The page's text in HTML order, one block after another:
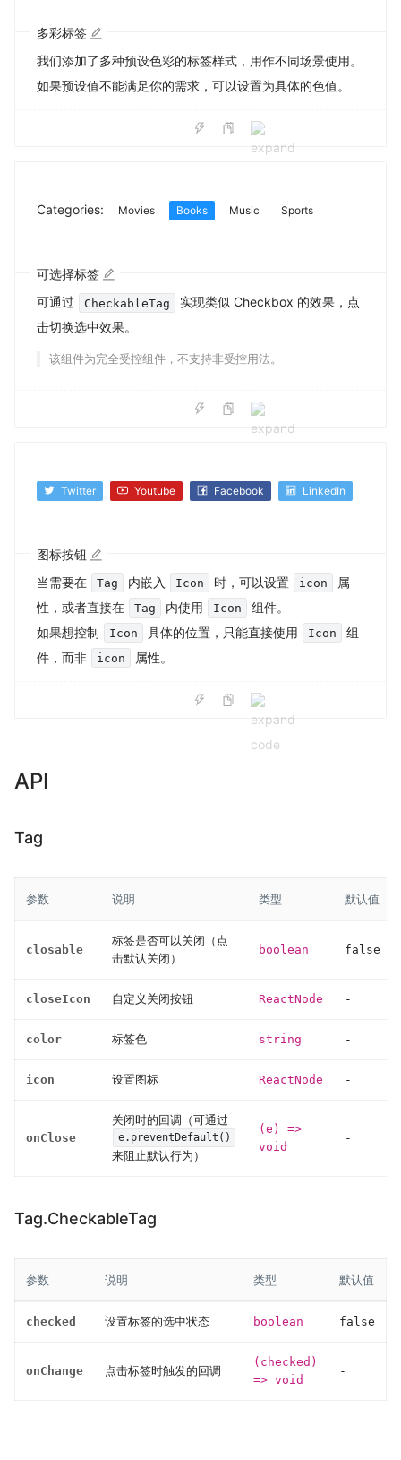
多彩标签
我们添加了多种预设色彩的标签样式，用作不同场景使用。
如果预设值不能满足你的需求，可以设置为具体的色值。
Categories: Movies Books Music Sports
可选择标签
可通过
CheckableTag
实现类似 Checkbox 的效果，点
击切换选中效果。
该组件为完全受控组件，不支持非受控用法。
Twitter Youtube Facebook LinkedIn
图标按钮
当需要在
Tag 内嵌入 Icon 时，可以设置 icon
属
性，或者直接在
Tag 内使用 Icon
组件。
如果想控制
Icon 具体的位置，只能直接使用 Icon
组
件，而非
icon 属性。
API
Tag
参数 说明 类型 默认值
closable
标签是否可以关闭（点
击默认关闭）
boolean false
closeIcon 自定义关闭按钮 ReactNode -
color 标签色 string -
icon 设置图标 ReactNode -
onClose
关闭时的回调（可通过
e.preventDefault()
来阻止默认行为）
(e) =>
void
-
Tag.CheckableTag
参数 说明 类型 默认值
checked 设置标签的选中状态 boolean false
onChange 点击标签时触发的回调
(checked)
=> void
-